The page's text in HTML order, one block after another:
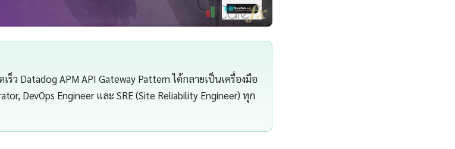
ร็ว Datadog APM API Gateway Pattern ได้กลายเป็นเครื่องมือ
DevOps Engineer และ SRE (Site Reliability Engineer) ทุก